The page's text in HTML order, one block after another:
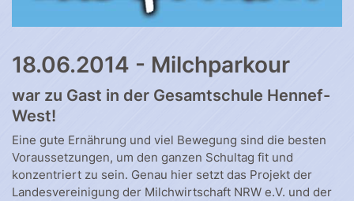
18.06.2014 - Milchparkour
war zu Gast in der Gesamtschule Hennef-
West!
Eine gute Ernährung und viel Bewegung sind die besten
Voraussetzungen, um den ganzen Schultag fit und
konzentriert zu sein. Genau hier setzt das Projekt der
Landesvereinigung der Milchwirtschaft NRW e.V. und der